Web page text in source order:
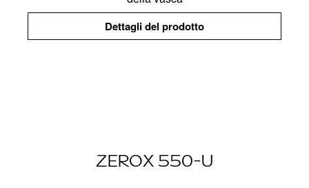
Dettagli del prodotto
ZEROX 550-U